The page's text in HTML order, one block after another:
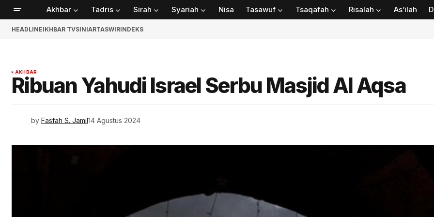
Akhbar Tadris Sirah Syariah Nisa Tasawuf Tsaqafah Risalah As’ilah
HEADLINEIKHBAR TVSINIARTASWIRINDEKS
AKHBAR
Ribuan Yahudi Israel Serbu Masjid Al Aqsa
by Fasfah S. Jamil14 Agustus 2024